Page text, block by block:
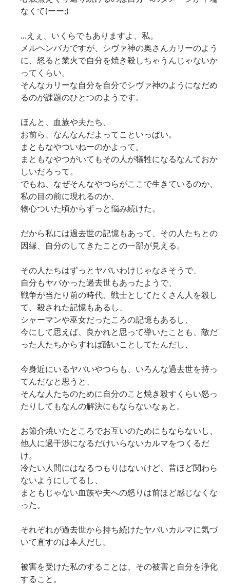
なくて(ーー;)
…えぇ、いくらでもありますよ、私。
メルヘンバカですが、シヴァ神の奥さんカリーのよう
に、怒ると業火で自分を焼き殺しちゃうんじゃないか
ってくらい。
そんなカリーな自分を自分でシヴァ神のようになだめ
るのが課題のひとつのようです。
ほんと、血族や夫たち、
お前ら、なんなんだよってこといっぱい。
まともなやついねーのかよって。
まともなやつがいてもその人が犠牲になるなんておか
しいだろって。
でもね、なぜそんなやつらがここで生きているのか、
私の目の前に現れるのか、
物心ついた頃からずっと悩み続けた。
だから私には過去世の記憶もあって、その人たちとの
因縁、自分のしてきたことの一部が見える。
その人たちはずっとヤバいわけじゃなさそうで、
自分もヤバかった過去世もあったようで、
戦争が当たり前の時代、戦士としてたくさん人を殺し
て、殺された記憶もあるし、
シャーマンや巫女だったころの記憶もあるし、
今にして思えば、良かれと思って導いたことも、敵だ
った人たちからすれば酷いことしてたんだし、
今身近にいるヤバいやつらも、いろんな過去世を持っ
てんだなと思うと、
そんな人たちのために自分のこと焼き殺すくらい怒っ
たりしてもなんの解決にもならないなぁと。
お節介焼いたところでお互いのためにもならないし、
他人に過干渉になるだけいらないカルマをつくるだ
け。
冷たい人間にはなるつもりはないけど、昔ほど関わら
ないようにしてるし、
まともじゃない血族や夫への怒りは前ほど感じなくな
った。
それぞれが過去世から持ち続けたヤバいカルマに気づ
いて直すのは本人だし。
被害を受けた私のすることは、その被害と自分を浄化
すること。